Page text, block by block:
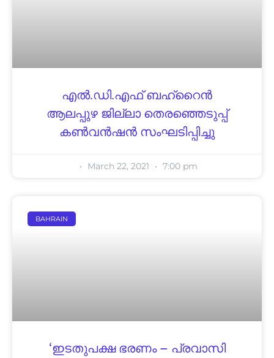
എൽ.ഡി.എഫ് ബഹ്‌റൈൻ
ആലപ്പുഴ ജില്ലാ തെരഞ്ഞെടുപ്പ്
കൺവൻഷൻ സംഘടിപ്പിച്ചു
March 22, 2021 7:00 pm
BAHRAIN
‘ഇടതുപക്ഷ ഭരണം – പ്രവാസി